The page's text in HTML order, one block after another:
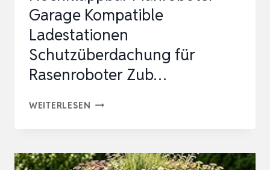
Garage Kompatible
Ladestationen
Schutzüberdachung für
Rasenroboter Zub…
WEITERLESEN HOCHKLAPPBAR
KOMPATIBLE